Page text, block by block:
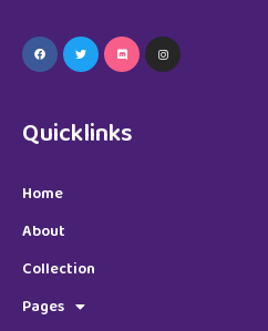
Quicklinks
Home
About
Collection
Pages